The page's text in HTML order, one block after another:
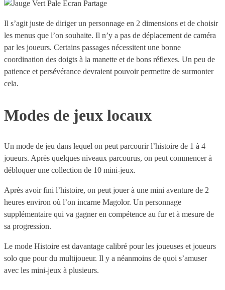
Il s’agit juste de diriger un personnage en 2 dimensions et de choisir
les menus que l’on souhaite. Il n’y a pas de déplacement de caméra
par les joueurs. Certains passages nécessitent une bonne
coordination des doigts à la manette et de bons réflexes. Un peu de
patience et persévérance devraient pouvoir permettre de surmonter
cela.
Modes de jeux locaux
Un mode de jeu dans lequel on peut parcourir l’histoire de 1 à 4
joueurs. Après quelques niveaux parcourus, on peut commencer à
débloquer une collection de 10 mini-jeux.
Après avoir fini l’histoire, on peut jouer à une mini aventure de 2
heures environ où l’on incarne Magolor. Un personnage
supplémentaire qui va gagner en compétence au fur et à mesure de
sa progression.
Le mode Histoire est davantage calibré pour les joueuses et joueurs
solo que pour du multijoueur. Il y a néanmoins de quoi s’amuser
avec les mini-jeux à plusieurs.